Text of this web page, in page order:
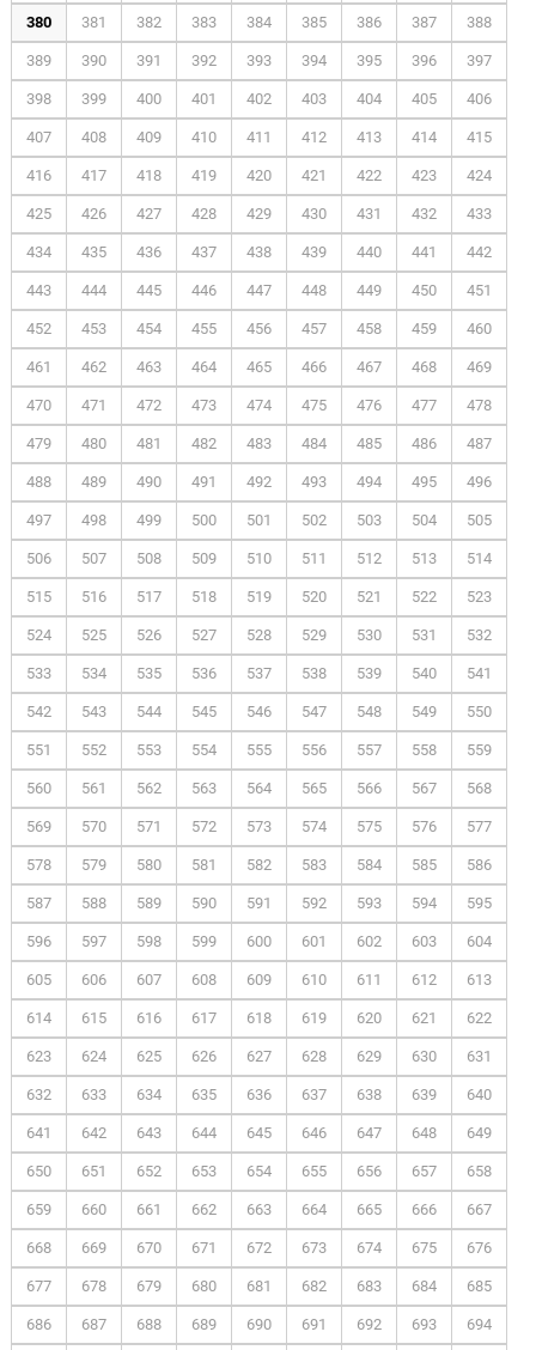
380 381 382 383 384 385 386 387 388
389 390 391 392 393 394 395 396 397
398 399 400 401 402 403 404 405 406
407 408 409 410 411 412 413 414 415
416 417 418 419 420 421 422 423 424
425 426 427 428 429 430 431 432 433
434 435 436 437 438 439 440 441 442
443 444 445 446 447 448 449 450 451
452 453 454 455 456 457 458 459 460
461 462 463 464 465 466 467 468 469
470 471 472 473 474 475 476 477 478
479 480 481 482 483 484 485 486 487
488 489 490 491 492 493 494 495 496
497 498 499 500 501 502 503 504 505
506 507 508 509 510 511 512 513 514
515 516 517 518 519 520 521 522 523
524 525 526 527 528 529 530 531 532
533 534 535 536 537 538 539 540 541
542 543 544 545 546 547 548 549 550
551 552 553 554 555 556 557 558 559
560 561 562 563 564 565 566 567 568
569 570 571 572 573 574 575 576 577
578 579 580 581 582 583 584 585 586
587 588 589 590 591 592 593 594 595
596 597 598 599 600 601 602 603 604
605 606 607 608 609 610 611 612 613
614 615 616 617 618 619 620 621 622
623 624 625 626 627 628 629 630 631
632 633 634 635 636 637 638 639 640
641 642 643 644 645 646 647 648 649
650 651 652 653 654 655 656 657 658
659 660 661 662 663 664 665 666 667
668 669 670 671 672 673 674 675 676
677 678 679 680 681 682 683 684 685
686 687 688 689 690 691 692 693 694